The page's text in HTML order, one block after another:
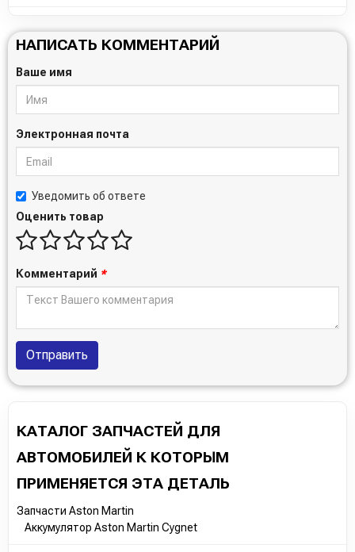
НАПИСАТЬ КОММЕНТАРИЙ
Ваше имя
Электронная почта
Уведомить об ответе
Оценить товар
Комментарий *
Отправить
КАТАЛОГ ЗАПЧАСТЕЙ ДЛЯ
АВТОМОБИЛЕЙ К КОТОРЫМ
ПРИМЕНЯЕТСЯ ЭТА ДЕТАЛЬ
Запчасти Aston Martin
Аккумулятор Aston Martin Cygnet